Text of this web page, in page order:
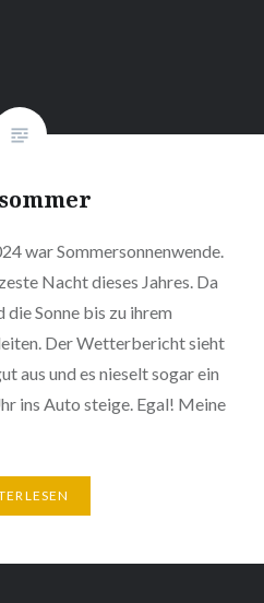
war Sommersonnenwende.
Nacht dieses Jahres. Da
Sonne bis zu ihrem
Der Wetterbericht sieht
aus und es nieselt sogar ein
ins Auto steige. Egal! Meine